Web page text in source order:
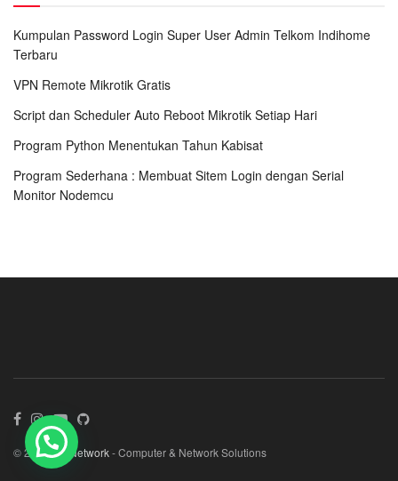
Kumpulan Password Login Super User Admin Telkom Indihome
Terbaru
VPN Remote Mikrotik Gratis
Script dan Scheduler Auto Reboot Mikrotik Setiap Hari
Program Python Menentukan Tahun Kabisat
Program Sederhana : Membuat Sitem Login dengan Serial
Monitor Nodemcu
© 2021Alfi Network- Computer & Network Solutions